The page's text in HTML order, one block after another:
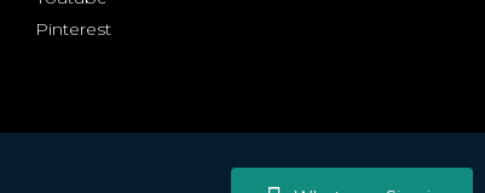
Pinterest